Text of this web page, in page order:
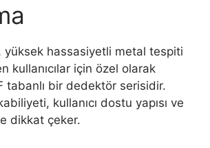
yüksek hassasiyetli metal tespiti
kullanıcılar için özel olarak
tabanlı bir dedektör serisidir.
kullanıcı dostu yapısı ve
dikkat çeker.